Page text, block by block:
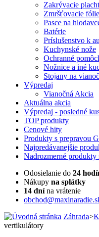
Zakrývacie
Zmršťovacie fólie
Pasce na
Batérie
Príslušenstvo k
Kuchynské nože
Ochranné
Nožnice a iné
Stojany na
Výpredaj
Vianočná Akcia
Aktuálna akcia
Výpredaj - posledné
TOPprodukty
Cenové hity
Produkty s prepravou
Najpredávanejšie
Nadrozmerné produkty
Odosielanie do 24
Nákupy na splátky
14 dnína vrátenie
Záhrada>
vertikulátory